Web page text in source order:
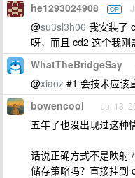
he1293024908 OP
@su3sl3h06 我安装了
呀，而且 cd2 这个我刚
WhatTheBridgeSay
@xiaoz #1 会技术应该
bowencool Jul 13,
五年了也没出现过这种
话说正确方式不是映射
储存策略吗？直接挂到